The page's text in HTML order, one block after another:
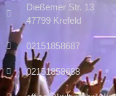
Dießemer Str. 13
47799 Krefeld
02151858687
02151858688